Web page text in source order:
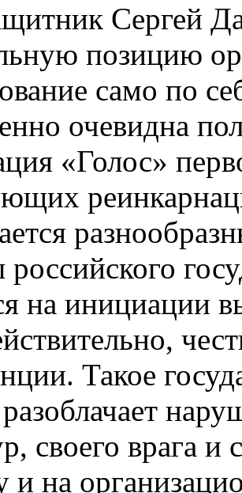
Сергей
позицию
само по
очевидна
«Голос»
на инициации
Такое
своего врага и
и на